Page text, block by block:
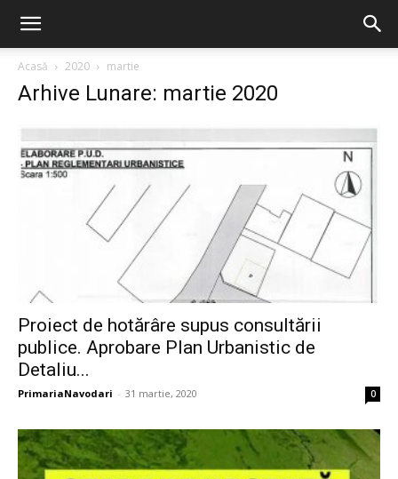
Acasă 2020 martie
Arhive Lunare: martie 2020
Proiect de hotărâre supus consultării
publice. Aprobare Plan Urbanistic de
Detaliu...
PrimariaNavodari - 31 martie, 2020 0